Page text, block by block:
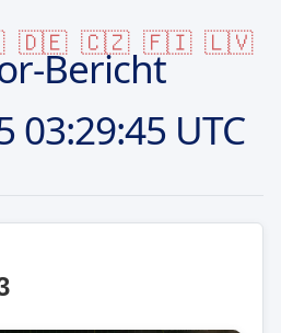
🇩🇪 🇨🇿 🇫🇮 🇱🇻
Bericht
03:29:45 UTC